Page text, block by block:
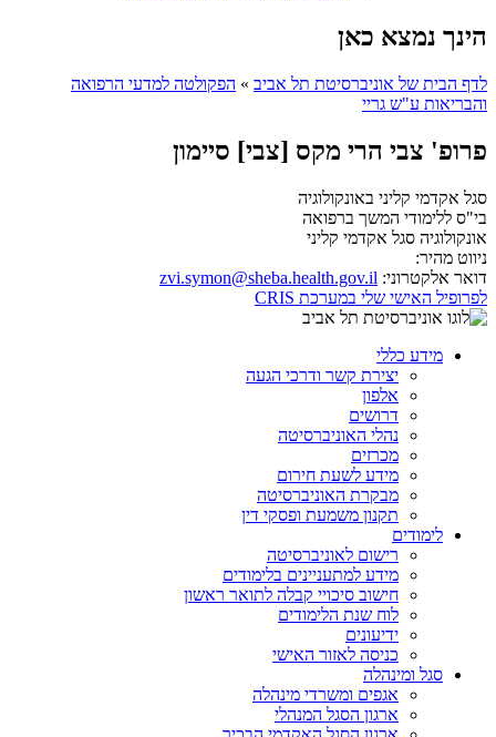
הינך נמצא כאן
לדף הבית של אוניברסיטת תל אביב » הפקולטה למדעי הרפואה
והבריאות ע"ש גריי
פרופ' צבי הרי מקס [צבי] סיימון
סגל אקדמי קליני באונקולוגיה
בי"ס ללימודי המשך ברפואה
אונקולוגיה סגל אקדמי קליני
ניווט מהיר:
דואר אלקטרוני: zvi.symon@sheba.health.gov.il
לפרופיל האישי שלי במערכת CRIS
מידע כללי
יצירת קשר ודרכי הגעה
אלפון
דרושים
נהלי האוניברסיטה
מכרזים
מידע לשעת חירום
מבקרת האוניברסיטה
תקנון משמעת ופסקי דין
לימודים
רישום לאוניברסיטה
מידע למתעניינים בלימודים
חישוב סיכויי קבלה לתואר ראשון
לוח שנת הלימודים
ידיעונים
כניסה לאזור האישי
סגל ומינהלה
אגפים ומשרדי מינהלה
ארגון הסגל המנהלי